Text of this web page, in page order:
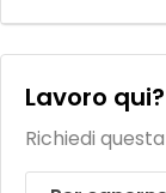
Lavoro qui?
Richiedi